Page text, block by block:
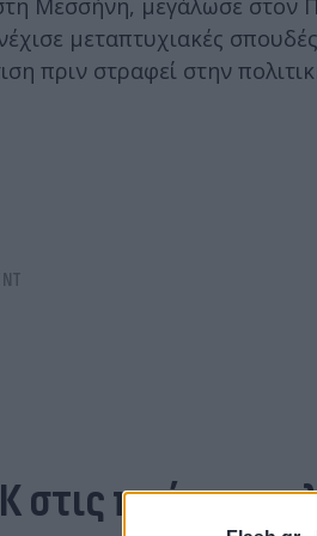
Μεσσήνη, μεγάλωσε στον
μεταπτυχιακές
πριν στραφεί στην
στις πρώτες